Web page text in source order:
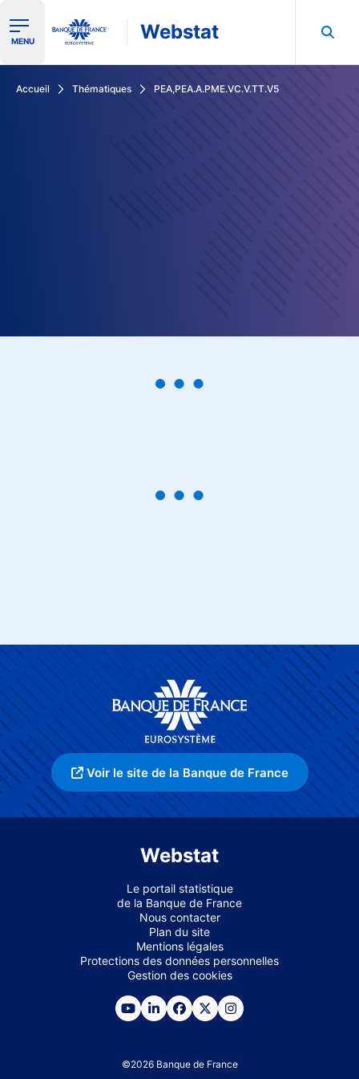
Ouvrir le menu de navigation
MENU Webstat
Accueil Thématiques PEA,PEA.A.PME.VC.V.TT.V5
Voir le site de la Banque de France
Webstat
Le portail statistique
de la Banque de France
Nous contacter
Plan du site
Mentions légales
Protections des données personnelles
Gestion des cookies
©2026 Banque de France